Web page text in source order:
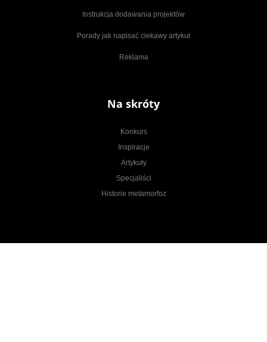
Instrukcja dodawania projektów
Porady jak napisać ciekawy artykuł
Reklama
Na skróty
Konkurs
Inspiracje
Artykuły
Specjaliści
Historie metamorfoz